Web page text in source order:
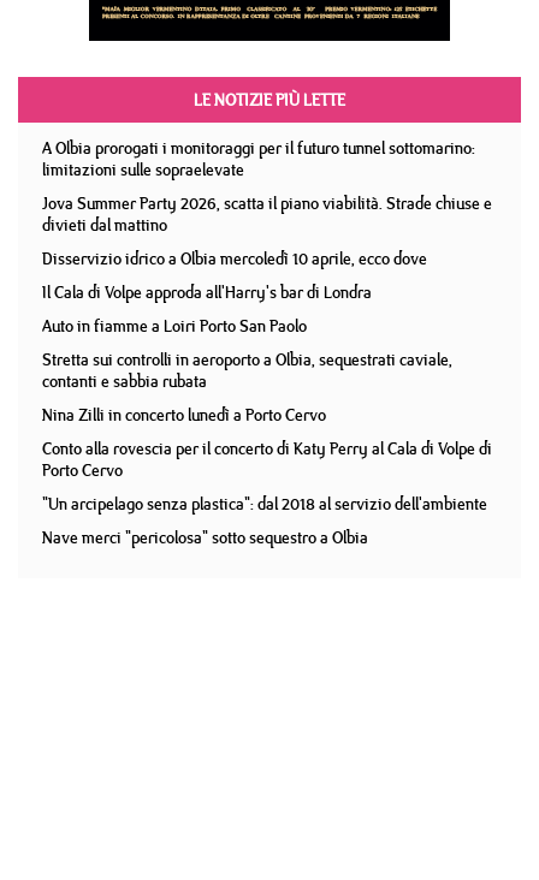
LE NOTIZIE PIÙ LETTE
A Olbia prorogati i monitoraggi per il futuro tunnel sottomarino:
limitazioni sulle sopraelevate
Jova Summer Party 2026, scatta il piano viabilità. Strade chiuse e
divieti dal mattino
Disservizio idrico a Olbia mercoledì 10 aprile, ecco dove
Il Cala di Volpe approda all'Harry's bar di Londra
Auto in fiamme a Loiri Porto San Paolo
Stretta sui controlli in aeroporto a Olbia, sequestrati caviale,
contanti e sabbia rubata
Nina Zilli in concerto lunedì a Porto Cervo
Conto alla rovescia per il concerto di Katy Perry al Cala di Volpe di
Porto Cervo
"Un arcipelago senza plastica": dal 2018 al servizio dell'ambiente
Nave merci "pericolosa" sotto sequestro a Olbia